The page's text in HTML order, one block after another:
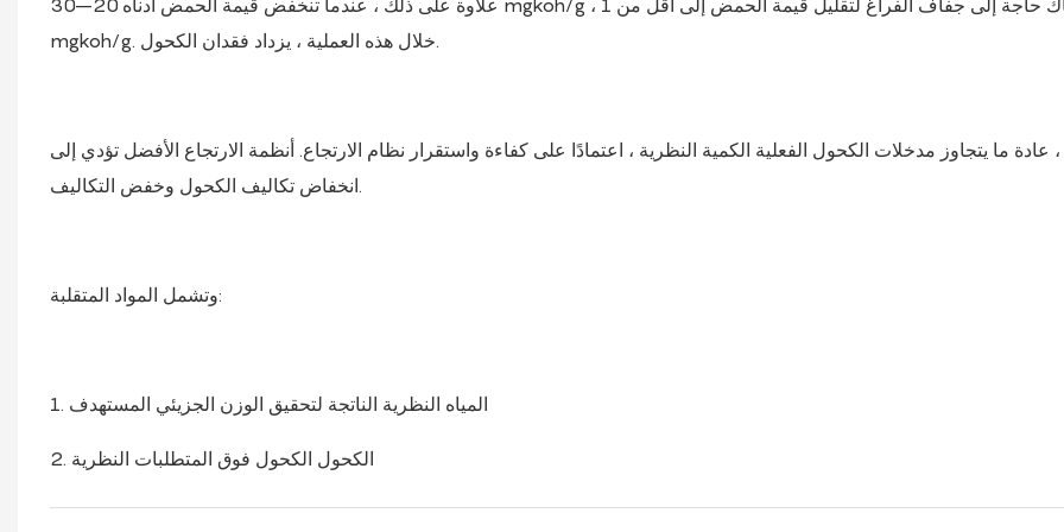
علاوة على ذلك ، عندما تنخفض قيمة الحمض أدناه 20–30 mgkoh/g ، هناك حاجة إلى جفاف الفراغ لتقليل قيمة الحمض إلى أقل من 1
mgkoh/g. خلال هذه العملية ، يزداد فقدان الكحول.
عادة ما يتجاوز مدخلات الكحول الفعلية الكمية النظرية ، اعتمادًا على كفاءة واستقرار نظام الارتجاع. أنظمة الارتجاع الأفضل تؤدي إلى
انخفاض تكاليف الكحول وخفض التكاليف.
وتشمل المواد المتقلبة:
1. المياه النظرية الناتجة لتحقيق الوزن الجزيئي المستهدف
2. الكحول الكحول فوق المتطلبات النظرية